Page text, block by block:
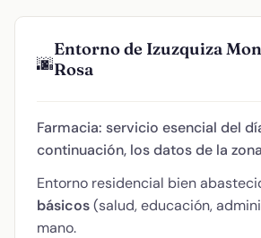
🌆
Entorno de Izuzquiza
Rosa
Farmacia: servicio esencial del
continuación, los datos de la
Entorno residencial bien
básicos(salud, educación,
mano.